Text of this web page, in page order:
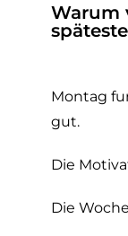
Warum
Montag
gut.
Die
Die